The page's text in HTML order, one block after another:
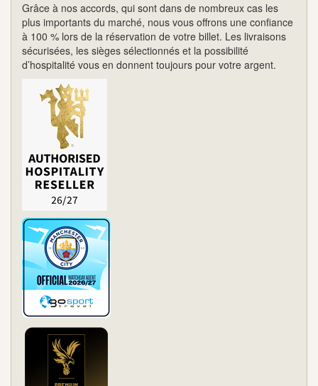
Grâce à nos accords, qui sont dans de nombreux cas les
plus importants du marché, nous vous offrons une confiance
à 100 % lors de la réservation de votre billet. Les livraisons
sécurisées, les sièges sélectionnés et la possibilité
d’hospitalité vous en donnent toujours pour votre argent.